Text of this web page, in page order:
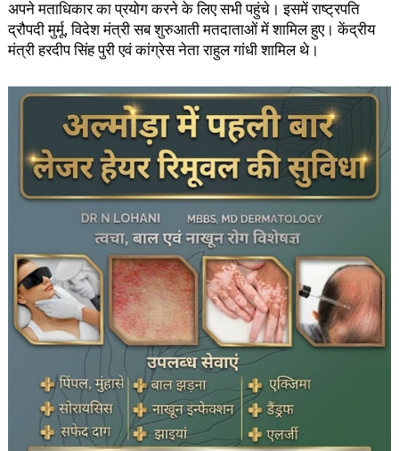
अपने मताधिकार का प्रयोग करने के लिए सभी पहुंचे। इसमें राष्ट्रपति
द्रौपदी मुर्मू, विदेश मंत्री सब शुरुआती मतदाताओं में शामिल हुए। केंद्रीय
मंत्री हरदीप सिंह पुरी एवं कांग्रेस नेता राहुल गांधी शामिल थे।